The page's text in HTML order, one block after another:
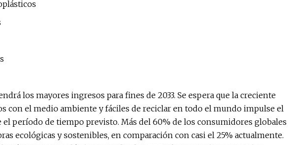
los mayores ingresos para fines de 2033. Se espera que la creciente
con el medio ambiente y fáciles de reciclar en todo el mundo impulse el
período de tiempo previsto. Más del 60% de los consumidores globales
ecológicas y sostenibles, en comparación con casi el 25% actualmente.